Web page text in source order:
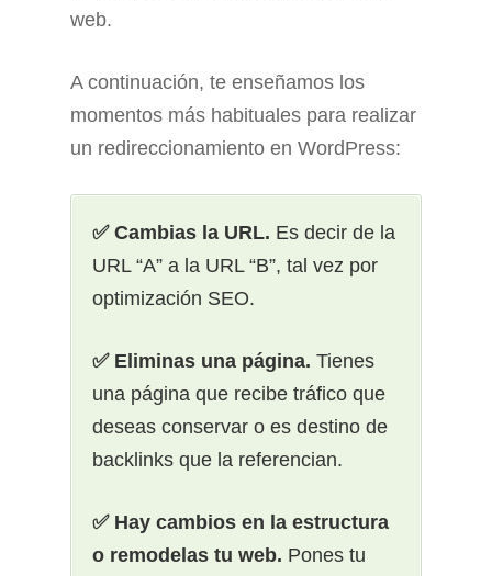
web.
A continuación, te enseñamos los
momentos más habituales para realizar
un redireccionamiento en WordPress:
✅ Cambias la URL. Es decir de la
URL “A” a la URL “B”, tal vez por
optimización SEO.
✅ Eliminas una página. Tienes
una página que recibe tráfico que
deseas conservar o es destino de
backlinks que la referencian.
✅ Hay cambios en la estructura
o remodelas tu web. Pones tu